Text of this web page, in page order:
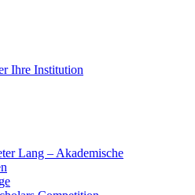
Ihre Institution
Lang – Akademische